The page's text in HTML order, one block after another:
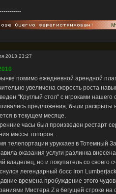
2013 23:27
помимо ежедневной арендной
увеличена скорость роста
"Круглый стол" с игроками
предложения, были раскрыты
в текущем месяце.
часы был произведен рестарт
массы топоров.
телепортации урукхаев в Тотемный
оказания услуги разлинка
владелец, но и покупатель со своего
легендарный босс Iron
времена пробуждение этого
Мистера Z в бегущей строке